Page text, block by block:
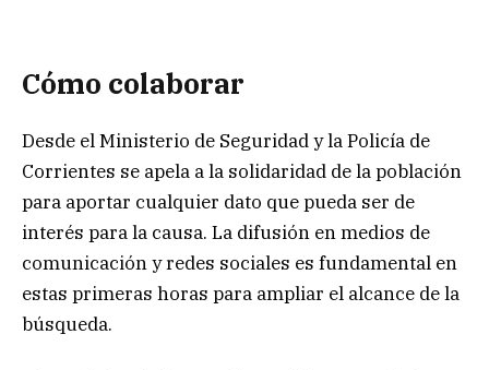
Cómo colaborar
Desde el Ministerio de Seguridad y la Policía de
Corrientes se apela a la solidaridad de la población
para aportar cualquier dato que pueda ser de
interés para la causa. La difusión en medios de
comunicación y redes sociales es fundamental en
estas primeras horas para ampliar el alcance de la
búsqueda.